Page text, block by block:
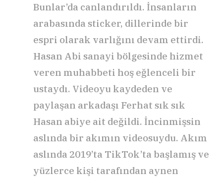
Bunlar’da canlandırıldı. İnsanların
arabasında sticker, dillerinde bir
espri olarak varlığını devam ettirdi.
Hasan Abi sanayi bölgesinde hizmet
veren muhabbeti hoş eğlenceli bir
ustaydı. Videoyu kaydeden ve
paylaşan arkadaşı Ferhat sık sık
Hasan abiye ait değildi. İncinmişsin
aslında bir akımın videosuydu. Akım
aslında 2019’ta TikTok’ta başlamış ve
yüzlerce kişi tarafından aynen